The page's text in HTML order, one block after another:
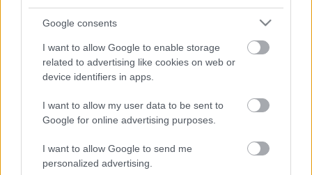
Google consents
I want to allow Google to enable storage
related to advertising like cookies on web or
device identifiers in apps.
I want to allow my user data to be sent to
Google for online advertising purposes.
I want to allow Google to send me
personalized advertising.
Sport - Merre tovább, Rapport? -
Magyar sakkzseni a szerelem
hálójában
nevelte, angyalok által pátyolgatott ördögfiókát.
Mindenki jó és tökéletes (volt) körülötte, csak Ő, a